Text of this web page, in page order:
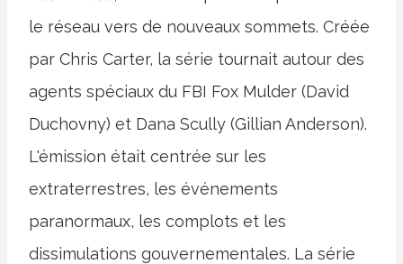
le réseau vers de nouveaux sommets. Créée
par Chris Carter, la série tournait autour des
agents spéciaux du FBI Fox Mulder (David
Duchovny) et Dana Scully (Gillian Anderson).
L'émission était centrée sur les
extraterrestres, les événements
paranormaux, les complots et les
dissimulations gouvernementales. La série